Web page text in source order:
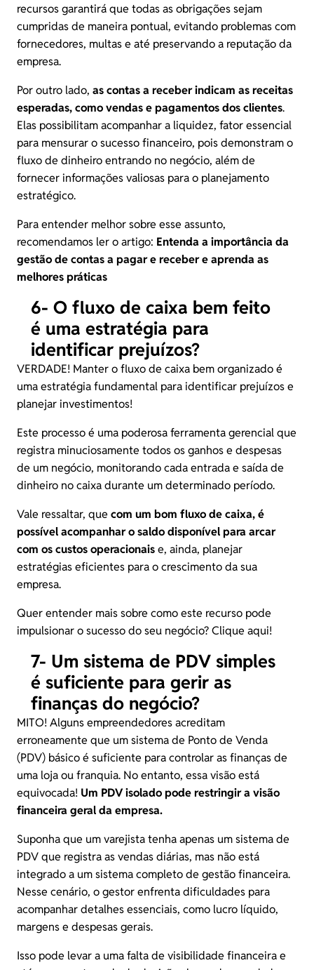
recursos garantirá que todas as obrigações sejam
cumpridas de maneira pontual, evitando problemas com
fornecedores, multas e até preservando a reputação da
empresa.
Por outro lado, as contas a receber indicam as receitas
esperadas, como vendas e pagamentos dos clientes.
Elas possibilitam acompanhar a liquidez, fator essencial
para mensurar o sucesso financeiro, pois demonstram o
fluxo de dinheiro entrando no negócio, além de
fornecer informações valiosas para o planejamento
estratégico.
Para entender melhor sobre esse assunto,
recomendamos ler o artigo: Entenda a importância da
gestão de contas a pagar e receber e aprenda as
melhores práticas
6- O fluxo de caixa bem feito
é uma estratégia para
identificar prejuízos?
VERDADE! Manter o fluxo de caixa bem organizado é
uma estratégia fundamental para identificar prejuízos e
planejar investimentos!
Este processo é uma poderosa ferramenta gerencial que
registra minuciosamente todos os ganhos e despesas
de um negócio, monitorando cada entrada e saída de
dinheiro no caixa durante um determinado período.
Vale ressaltar, que com um bom fluxo de caixa, é
possível acompanhar o saldo disponível para arcar
com os custos operacionaise, ainda, planejar
estratégias eficientes para o crescimento da sua
empresa.
Quer entender mais sobre como este recurso pode
impulsionar o sucesso do seu negócio?Clique aqui!
7- Um sistema de PDV simples
é suficiente para gerir as
finanças do negócio?
MITO! Alguns empreendedores acreditam
erroneamente que um sistema de Ponto de Venda
(PDV) básico é suficiente para controlar as finanças de
uma loja ou franquia. No entanto, essa visão está
equivocada! Um PDV isolado pode restringir a visão
financeira geral da empresa.
Suponha que um varejista tenha apenas umsistema de
PDVque registra as vendas diárias, mas não está
integrado a um sistema completo de gestão financeira.
Nesse cenário, o gestor enfrenta dificuldades para
acompanhar detalhes essenciais, como lucro líquido,
margens e despesas gerais.
Isso pode levar a uma falta de visibilidade financeira e